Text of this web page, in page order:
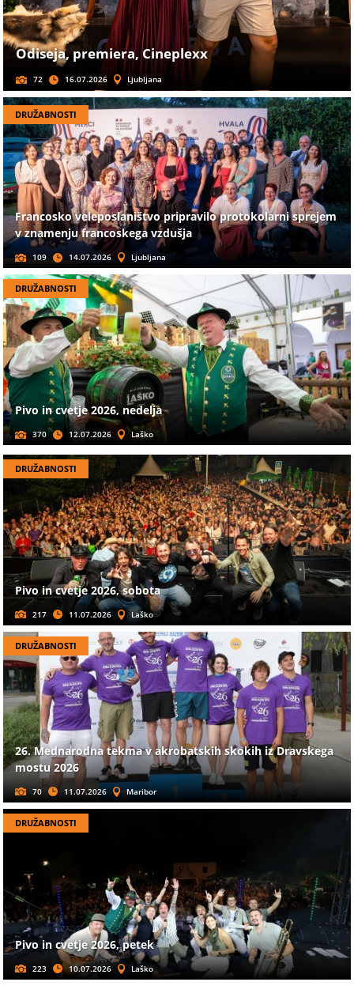
Odiseja, premiera, Cineplexx
72 16.07.2026 Ljubljana
DRUŽABNOSTI
Francosko veleposlaništvo pripravilo protokolarni sprejem
v znamenju francoskega vzdušja
109 14.07.2026 Ljubljana
DRUŽABNOSTI
Pivo in cvetje 2026, nedelja
370 12.07.2026 Laško
DRUŽABNOSTI
Pivo in cvetje 2026, sobota
217 11.07.2026 Laško
DRUŽABNOSTI
26. Mednarodna tekma v akrobatskih skokih iz Dravskega
mostu 2026
70 11.07.2026 Maribor
DRUŽABNOSTI
Pivo in cvetje 2026, petek
223 10.07.2026 Laško